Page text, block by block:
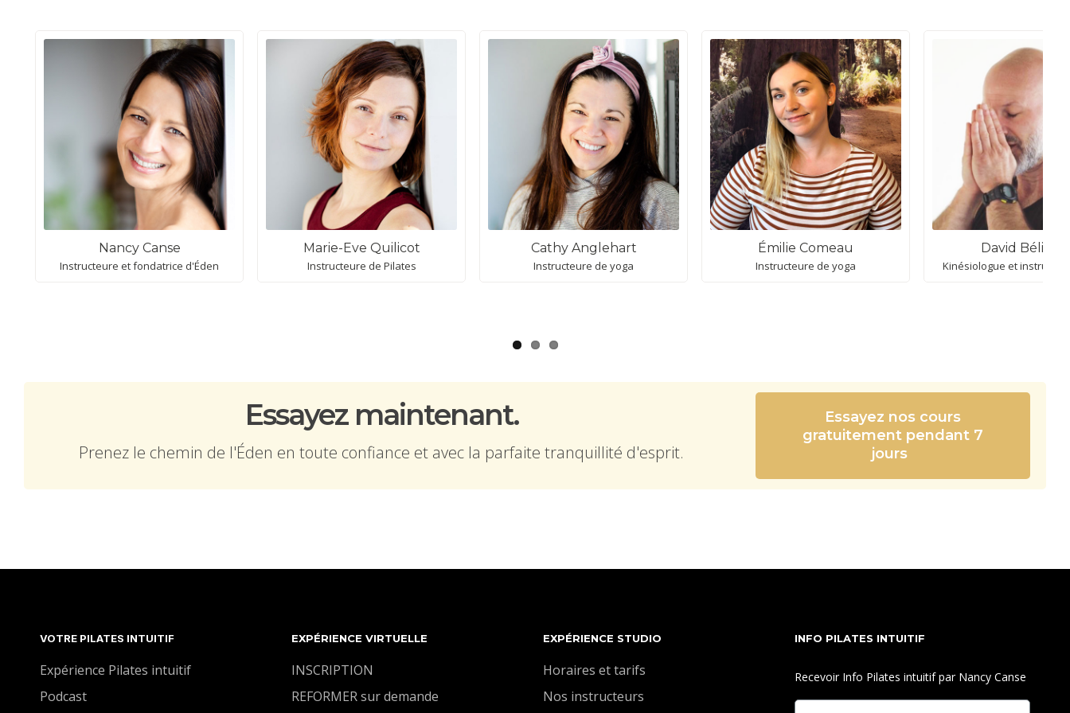
Nancy Canse
Instructeure et fondatrice d'Éden
Marie-Eve Quilicot
Instructeure de Pilates
Cathy Anglehart
Instructeure de yoga
Émilie Comeau
Instructeure de yoga
David
Kinésiologue et
Essayez maintenant.
Prenez le chemin de l'Éden en toute confiance et avec la parfaite tranquillité d'esprit.
Essayez nos cours
gratuitement pendant 7
jours
VOTRE PILATES INTUITIF
Expérience Pilates intuitif
Podcast
EXPÉRIENCE VIRTUELLE
INSCRIPTION
REFORMER sur demande
EXPÉRIENCE STUDIO
Horaires et tarifs
Nos instructeurs
INFO PILATES INTUITIF
Recevoir Info Pilates intuitif par Nancy Canse